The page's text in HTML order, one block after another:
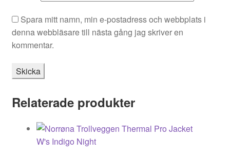
Spara mitt namn, min e-postadress och webbplats i
denna webbläsare till nästa gång jag skriver en
kommentar.
Relaterade produkter